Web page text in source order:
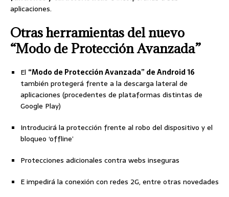
aplicaciones.
Otras herramientas del nuevo
“Modo de Protección Avanzada”
El “Modo de Protección Avanzada” de Android 16
también protegerá frente a la descarga lateral de
aplicaciones (procedentes de plataformas distintas de
Google Play)
Introducirá la protección frente al robo del dispositivo y el
bloqueo ‘offline’
Protecciones adicionales contra webs inseguras
E impedirá la conexión con redes 2G, entre otras novedades